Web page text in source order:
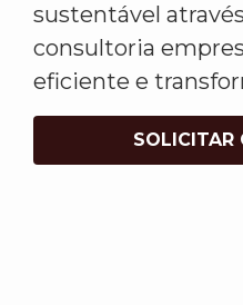
sustentável
consultoria
eficiente e
SOLICITAR